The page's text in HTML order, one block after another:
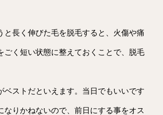
長く伸びた毛を脱毛すると、火傷や痛
く短い状態に整えておくことで、脱毛
ストだといえます。当日でもいいです
りかねないので、前日にする事をオス